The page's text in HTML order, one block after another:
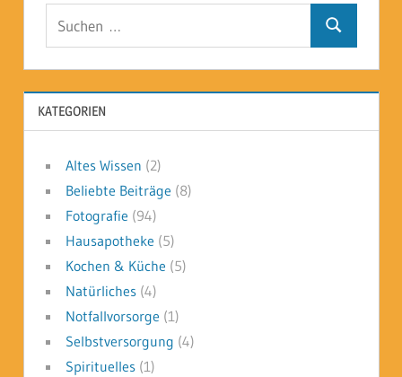
Suchen
KATEGORIEN
Altes Wissen (2)
Beliebte Beiträge (8)
Fotografie (94)
Hausapotheke (5)
Kochen & Küche (5)
Natürliches(4)
Notfallvorsorge (1)
Selbstversorgung (4)
Spirituelles(1)